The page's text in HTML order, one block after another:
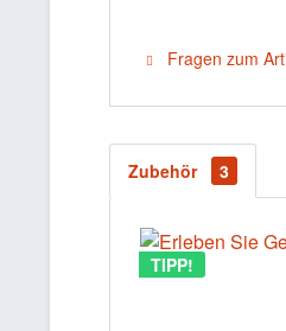
Fragen zum
Zubehör 3
TIPP!